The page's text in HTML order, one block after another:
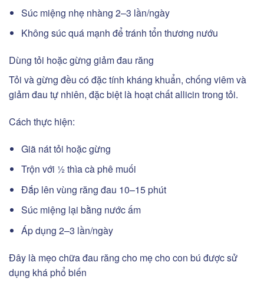
Súc miệng nhẹ nhàng 2–3 lần/ngày
Không súc quá mạnh để tránh tổn thương nướu
Dùng tỏi hoặc gừng giảm đau răng
Tỏi và gừng đều có đặc tính kháng khuẩn, chống viêm và
giảm đau tự nhiên, đặc biệt là hoạt chất allicin trong tỏi.
Cách thực hiện:
Giã nát tỏi hoặc gừng
Trộn với ½ thìa cà phê muối
Đắp lên vùng răng đau 10–15 phút
Súc miệng lại bằng nước ấm
Áp dụng 2–3 lần/ngày
Đây là mẹo chữa đau răng cho mẹ cho con bú được sử
dụng khá phổ biến